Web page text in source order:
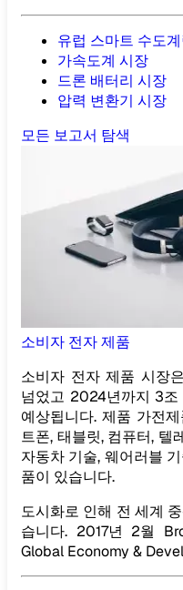
유럽 ​​스마트 수도
가속도계 시장
드론 배터리 시장
압력 변환기 시장
모든 보고서 탐색
소비자 전자 제품
소비자 전자 제품 시장
넘었고 2024년까지 3
예상됩니다. 제품 가전
트폰, 태블릿, 컴퓨터, 텔
자동차 기술, 웨어러블
품이 있습니다.
도시화로 인해 전 세계
습니다. 2017년 2월
Global Economy &